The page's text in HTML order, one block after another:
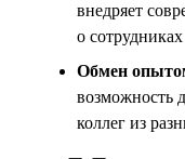
внедряет
о сотрудниках
Обмен
возможность
коллег из